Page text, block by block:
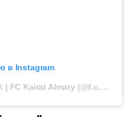
в Instagram
Публикация от «Қайрат» ФК | FC Kairat Almaty (@f.c.kairat)